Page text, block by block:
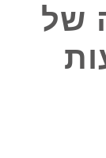
של